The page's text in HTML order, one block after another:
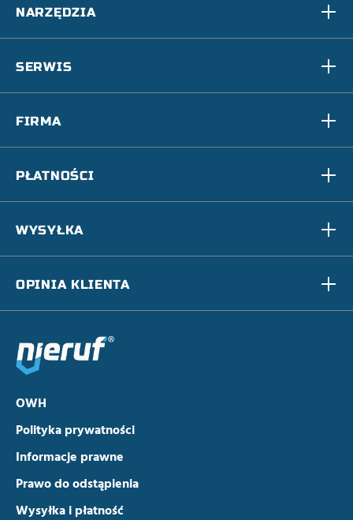
NARZĘDZIA
SERWIS
FIRMA
PŁATNOŚCI
WYSYŁKA
OPINIA KLIENTA
OWH
Polityka prywatności
Informacje prawne
Prawo do odstąpienia
Wysyłka i płatność